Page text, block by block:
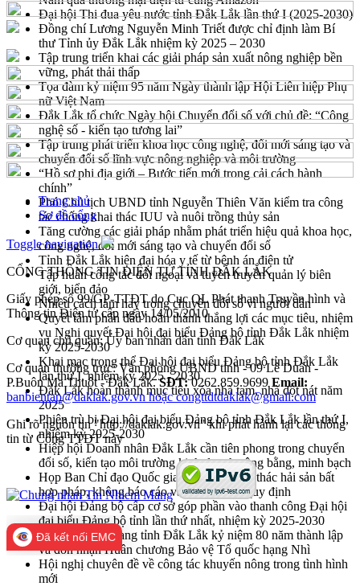
Đại hội Thi đua yêu nước tỉnh Đắk Lắk lần thứ I (2025-2030)
Đồng chí Lương Nguyễn Minh Triết được chỉ định làm Bí
thư Tỉnh ủy Đắk Lắk nhiệm kỳ 2025 – 2030
Tập trung triển khai các giải pháp sản xuất nông nghiệp bền
vững, phát thải thấp
Tọa đàm kỷ niệm 95 năm Ngày thành lập Hội Liên hiệp Phụ
nữ Việt Nam
Đắk Lắk tổ chức Ngày hội Chuyển đổi số với chủ đề: “Công
nghệ số - kiến tạo tương lai”
Tập trung phát triển khoa học công nghệ, đổi mới sáng tạo và
chuyển đổi số lĩnh vực nông nghiệp và môi trường
“Hồ sơ phi địa giới – Bước tiến mới trong cải cách hành
chính”
Phó Chủ tịch UBND tỉnh Nguyễn Thiên Văn kiểm tra công
tác chống khai thác IUU và nuôi trồng thủy sản
Tăng cường các giải pháp nhằm phát triển hiệu quả khoa học,
công nghệ, đổi mới sáng tạo và chuyển đổi số
Tỉnh Đắk Lắk hiện đại hóa y tế từ bệnh án điện tử
Tập huấn công tác đối ngoại và tuyên truyền quản lý biên
giới, biển đảo
Nhiều cách làm hay trong chuyển đổi số vì người dân
Quyết tâm phấn đấu hoàn thành thắng lợi các mục tiêu, nhiệm
vụ Nghị quyết Đại hội đại biểu Đảng bộ tỉnh Đắk Lắk nhiệm
kỳ 2025-2030
Khai mạc trọng thể Đại hội đại biểu Đảng bộ tỉnh Đắk Lắk
lần thứ I, nhiệm kỳ 2025 - 2030
Đắk Lắk hoàn thành mục tiêu xóa nhà tạm, nhà dột nát năm
2025
Phiên trù bị Đại hội đại biểu Đảng bộ tỉnh Đắk Lắk lần thứ I,
nhiệm kỳ 2025-2030
Hiệp hội Doanh nhân Đắk Lắk cần tiên phong trong chuyển
đổi số, kiến tạo môi trường kinh doanh công bằng, minh bạch
Họp Ban Chỉ đạo Quốc gia về chống khai thác hải sản bất
hợp pháp, không báo cáo và không theo quy định
Đại hội Đảng bộ cấp cơ sở góp phần vào thanh công Đại hội
đại biểu Đảng bộ tỉnh lần thứ nhất, nhiệm kỳ 2025-2030
Lực lượng vũ trang tỉnh Đắk Lắk kỷ niệm 80 năm thành lập
và đón nhận Huân chương Bảo vệ Tổ quốc hạng Nhì
Hội nghị chuyên đề về công tác khuyến nông trong tình hình
mới
Trang chủ
Sơ đồ cổng
Toggle navigation
CỔNG THÔNG TIN ĐIỆN TỬ TỈNH ĐẮK LẮK
Giấy phép số 99/GP-TTĐT do Cục QL Phát thanh Truyền hình và
Thông tin Điện tử cấp ngày 14/05/2010
Cơ quan chủ quản: Ủy ban nhân dân tỉnh Đắk Lắk
Cơ quan thường trực: Văn phòng UBND tỉnh - 09 Lê Duẩn -
P.Buôn Ma Thuột - Đắk Lắk.SĐT:0262.859.9699 Email:
banbientap@daklak.gov.vn hoặc congttdtdaklak@gmail.com
Ghi rõ nguồn tin "http://daklak.gov.vn" khi phát hành lại các thông
tin từ Cổng TTĐT này
Đã kết nối EMC